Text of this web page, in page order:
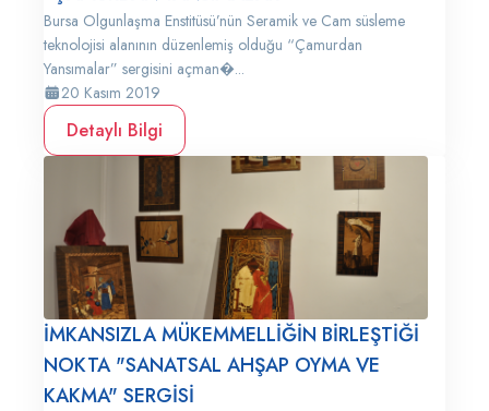
Bursa Olgunlaşma Enstitüsü’nün Seramik ve Cam süsleme
teknolojisi alanının düzenlemiş olduğu “Çamurdan
Yansımalar” sergisini açman�...
20 Kasım 2019
Detaylı Bilgi
İMKANSIZLA MÜKEMMELLİĞİN BİRLEŞTİĞİ
NOKTA "SANATSAL AHŞAP OYMA VE
KAKMA" SERGİSİ